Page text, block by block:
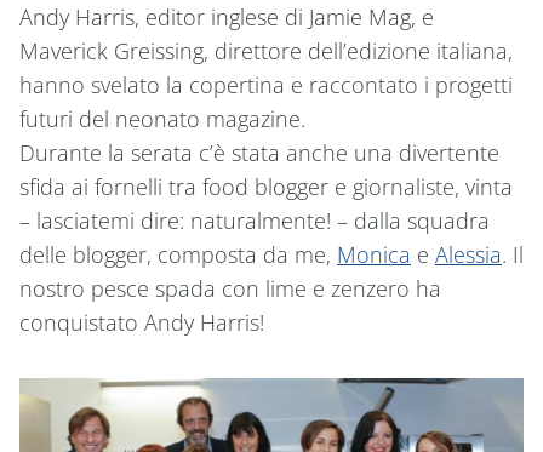
Andy Harris, editor inglese di Jamie Mag, e
Maverick Greissing, direttore dell’edizione italiana,
hanno svelato la copertina e raccontato i progetti
futuri del neonato magazine.
Durante la serata c’è stata anche una divertente
sfida ai fornelli tra food blogger e giornaliste, vinta
– lasciatemi dire: naturalmente! – dalla squadra
delle blogger, composta da me, Monica e Alessia. Il
nostro pesce spada con lime e zenzero ha
conquistato Andy Harris!